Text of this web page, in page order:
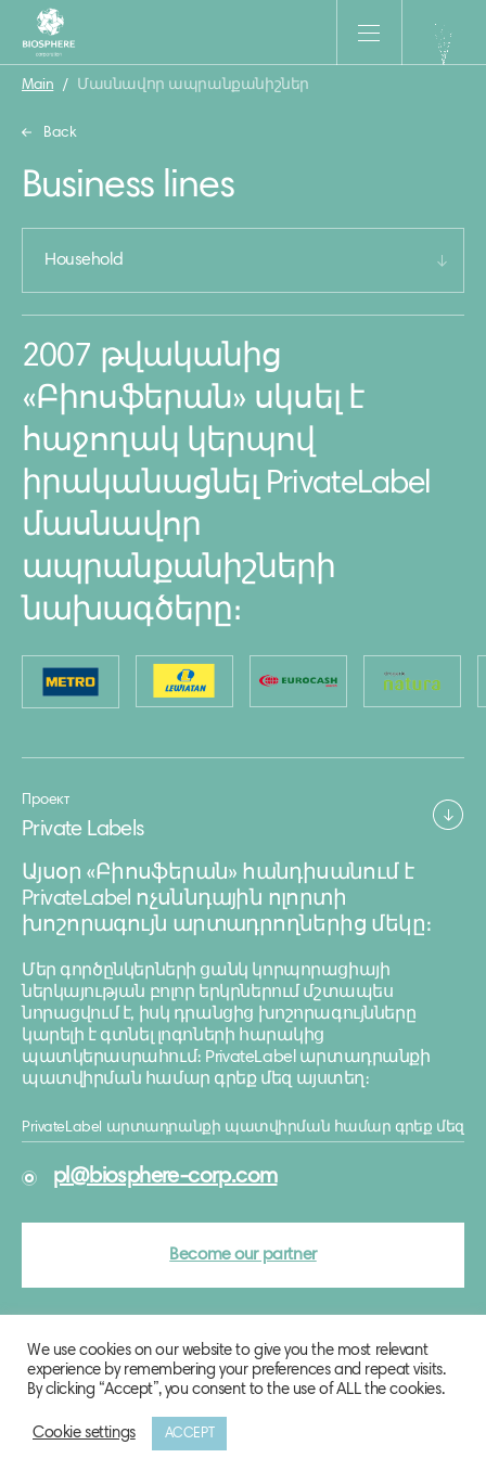
Main / Մասնավոր ապրանքանիշներ
Back
Business lines
Household
2007 թվականից
«Բիոսֆերան» սկսել է
հաջողակ կերպով
իրականացնել PrivateLabel
մասնավոր
ապրանքանիշների
նախագծերը։
Проект
Private Labels
Այսօր «Բիոսֆերան» հանդիսանում է
PrivateLabel ոչսննդային ոլորտի
խոշորագույն արտադրողներից մեկը։
Մեր գործընկերների ցանկ կորպորացիայի
ներկայության բոլոր երկրներում մշտապես
նորացվում է, իսկ դրանցից խոշորագույնները
կարելի է գտնել լոգոների հարակից
պատկերասրահում։ PrivateLabel արտադրանքի
պատվիրման համար գրեք մեզ այստեղ։
PrivateLabel արտադրանքի պատվիրման համար գրեք մեզ
pl@biosphere-corp.com
Become our partner
© 2020 Biosphere Corporation.
We use cookies on our website to give you the most relevant
experience by remembering your preferences and repeat visits.
By clicking “Accept”, you consent to the use of ALL the cookies.
Cookie settings ACCEPT